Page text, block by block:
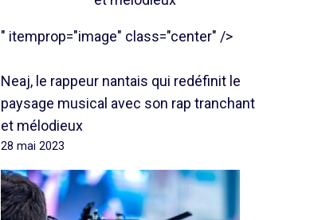
" itemprop="image" class="center" />
Neaj, le rappeur nantais qui redéfinit le
paysage musical avec son rap tranchant
et mélodieux
28 mai 2023